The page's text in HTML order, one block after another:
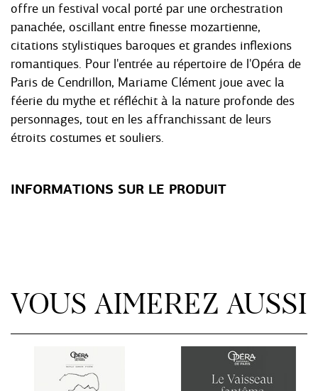
offre un festival vocal porté par une orchestration
panachée, oscillant entre finesse mozartienne,
citations stylistiques baroques et grandes inflexions
romantiques. Pour l'entrée au répertoire de l'Opéra de
Paris de Cendrillon, Mariame Clément joue avec la
féerie du mythe et réfléchit à la nature profonde des
personnages, tout en les affranchissant de leurs
étroits costumes et souliers.
INFORMATIONS SUR LE PRODUIT
VOUS AIMEREZ AUSSI